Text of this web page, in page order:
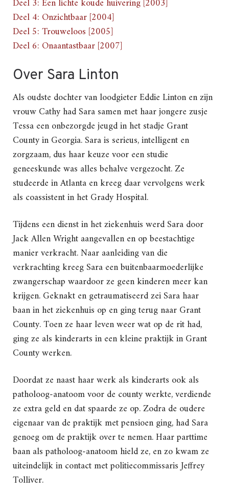
Deel 3: Een lichte koude huivering [2003]
Deel 4: Onzichtbaar [2004]
Deel 5: Trouweloos [2005]
Deel 6: Onaantastbaar [2007]
Over Sara Linton
Als oudste dochter van loodgieter Eddie Linton en zijn
vrouw Cathy had Sara samen met haar jongere zusje
Tessa een onbezorgde jeugd in het stadje Grant
County in Georgia. Sara is serieus, intelligent en
zorgzaam, dus haar keuze voor een studie
geneeskunde was alles behalve vergezocht. Ze
studeerde in Atlanta en kreeg daar vervolgens werk
als coassistent in het Grady Hospital.
Tijdens een dienst in het ziekenhuis werd Sara door
Jack Allen Wright aangevallen en op beestachtige
manier verkracht. Naar aanleiding van die
verkrachting kreeg Sara een buitenbaarmoederlijke
zwangerschap waardoor ze geen kinderen meer kan
krijgen. Geknakt en getraumatiseerd zei Sara haar
baan in het ziekenhuis op en ging terug naar Grant
County. Toen ze haar leven weer wat op de rit had,
ging ze als kinderarts in een kleine praktijk in Grant
County werken.
Doordat ze naast haar werk als kinderarts ook als
patholoog-anatoom voor de county werkte, verdiende
ze extra geld en dat spaarde ze op. Zodra de oudere
eigenaar van de praktijk met pensioen ging, had Sara
genoeg om de praktijk over te nemen. Haar parttime
baan als patholoog-anatoom hield ze, en zo kwam ze
uiteindelijk in contact met politiecommissaris Jeffrey
Tolliver.